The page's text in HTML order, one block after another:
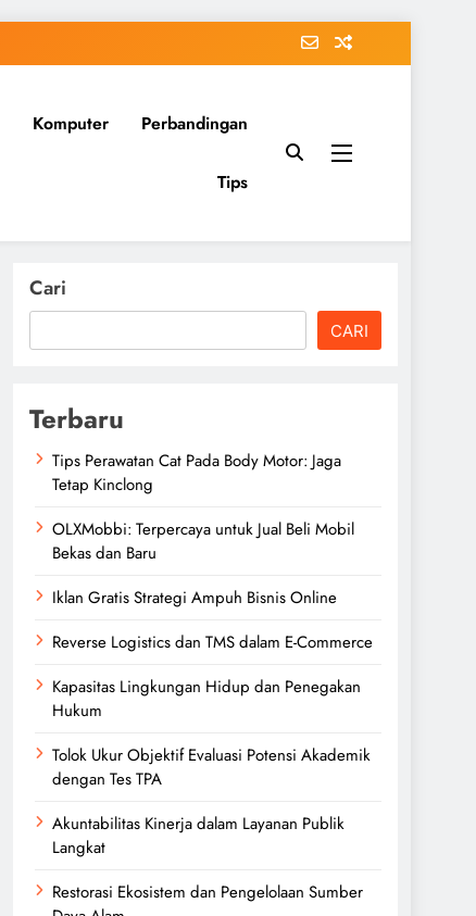
Komputer Perbandingan
Tips
Cari
CARI
Terbaru
Tips Perawatan Cat Pada Body Motor: Jaga
Tetap Kinclong
OLXMobbi: Terpercaya untuk Jual Beli Mobil
Bekas dan Baru
Iklan Gratis Strategi Ampuh Bisnis Online
Reverse Logistics dan TMS dalam E-Commerce
Kapasitas Lingkungan Hidup dan Penegakan
Hukum
Tolok Ukur Objektif Evaluasi Potensi Akademik
dengan Tes TPA
Akuntabilitas Kinerja dalam Layanan Publik
Langkat
Restorasi Ekosistem dan Pengelolaan Sumber